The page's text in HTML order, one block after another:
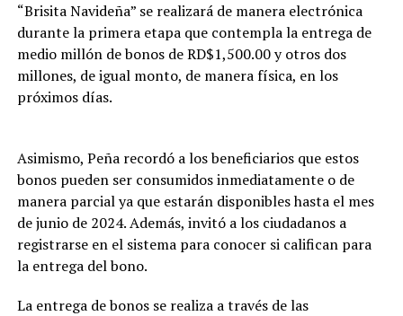
“Brisita Navideña” se realizará de manera electrónica
durante la primera etapa que contempla la entrega de
medio millón de bonos de RD$1,500.00 y otros dos
millones, de igual monto, de manera física, en los
próximos días.
Asimismo, Peña recordó a los beneficiarios que estos
bonos pueden ser consumidos inmediatamente o de
manera parcial ya que estarán disponibles hasta el mes
de junio de 2024. Además, invitó a los ciudadanos a
registrarse en el sistema para conocer si califican para
la entrega del bono.
La entrega de bonos se realiza a través de las